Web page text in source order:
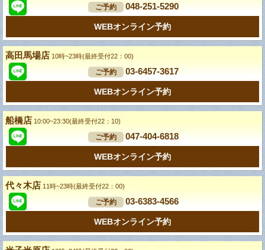
ご予約 048-251-5290
WEBオンライン予約
高田馬場店 10時~23時(最終受付22：00)
ご予約 03-6457-3617
WEBオンライン予約
船橋店 10:00~23:30(最終受付22：10)
ご予約 047-404-6818
WEBオンライン予約
代々木店 11時~23時(最終受付22：00)
ご予約 03-6383-4566
WEBオンライン予約